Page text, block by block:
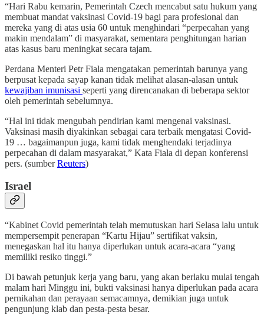
“Hari Rabu kemarin, Pemerintah Czech mencabut satu hukum yang
membuat mandat vaksinasi Covid-19 bagi para profesional dan
mereka yang di atas usia 60 untuk menghindari “perpecahan yang
makin mendalam” di masyarakat, sementara penghitungan harian
atas kasus baru meningkat secara tajam.
Perdana Menteri Petr Fiala mengatakan pemerintah barunya yang
berpusat kepada sayap kanan tidak melihat alasan-alasan untuk
kewajiban imunisasi seperti yang direncanakan di beberapa sektor
oleh pemerintah sebelumnya.
“Hal ini tidak mengubah pendirian kami mengenai vaksinasi.
Vaksinasi masih diyakinkan sebagai cara terbaik mengatasi Covid-
19 … bagaimanpun juga, kami tidak menghendaki terjadinya
perpecahan di dalam masyarakat,” Kata Fiala di depan konferensi
pers. (sumberReuters)
Israel
“Kabinet Covid pemerintah telah memutuskan hari Selasa lalu untuk
mempersempit penerapan “Kartu Hijau” sertifikat vaksin,
menegaskan hal itu hanya diperlukan untuk acara-acara “yang
memiliki resiko tinggi.”
Di bawah petunjuk kerja yang baru, yang akan berlaku mulai tengah
malam hari Minggu ini, bukti vaksinasi hanya diperlukan pada acara
pernikahan dan perayaan semacamnya, demikian juga untuk
pengunjung klab dan pesta-pesta besar.